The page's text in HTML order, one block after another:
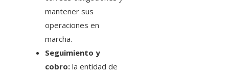
mantener sus
operaciones en
marcha.
Seguimiento y
cobro: la entidad de